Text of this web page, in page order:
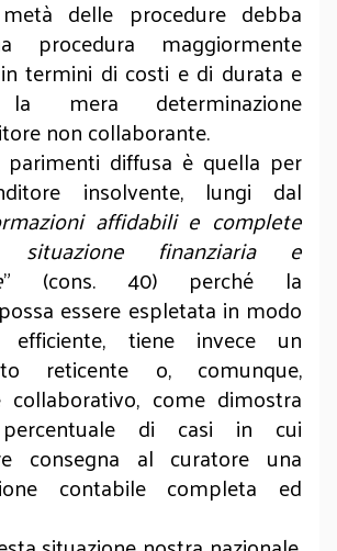
delle procedure debba
procedura maggiormente
termini di costi e di durata e
mera determinazione
non collaborante.
parimenti diffusa è quella per
insolvente, lungi dal
affidabili e complete
finanziaria e
” (cons. 40) perché la
essere espletata in modo
efficiente, tiene invece un
reticente o, comunque,
collaborativo, come dimostra
di casi in cui
consegna al curatore una
contabile completa ed